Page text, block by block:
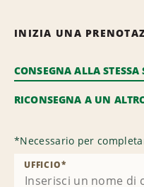
INIZIA UNA
CONSEGNA ALLA STESSA
RICONSEGNA A UN
*Necessario per
UFFICIO*